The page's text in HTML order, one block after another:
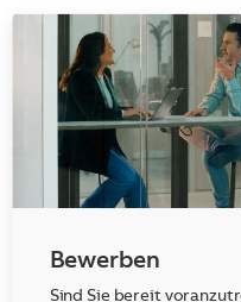
Bewerben
Sind Sie bereit